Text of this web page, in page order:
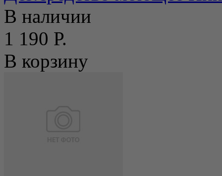
В наличии
1 190 Р.
В корзину